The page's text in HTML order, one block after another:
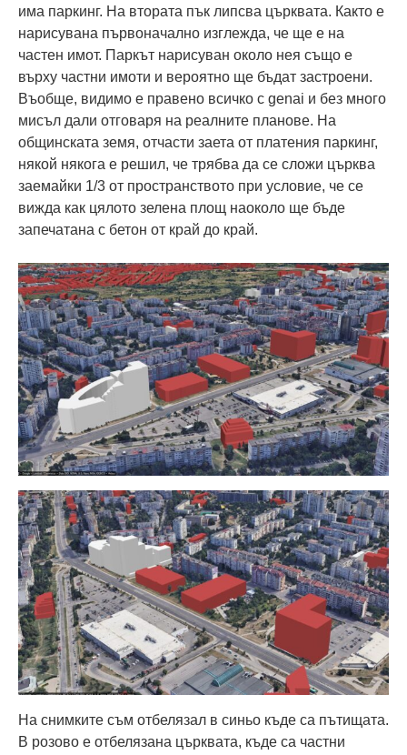
има паркинг. На втората пък липсва църквата. Както е
нарисувана първоначално изглежда, че ще е на
частен имот. Паркът нарисуван около нея също е
върху частни имоти и вероятно ще бъдат застроени.
Въобще, видимо е правено всичко с genai и без много
мисъл дали отговаря на реалните планове. На
общинската земя, отчасти заета от платения паркинг,
някой някога е решил, че трябва да се сложи църква
заемайки 1/3 от пространството при условие, че се
вижда как цялото зелена площ наоколо ще бъде
запечатана с бетон от край до край.
На снимките съм отбелязал в синьо къде са пътищата.
В розово е отбелязана църквата, къде са частни